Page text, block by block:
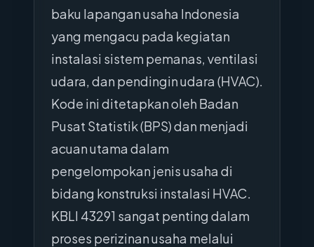
baku lapangan usaha Indonesia
yang mengacu pada kegiatan
instalasi sistem pemanas, ventilasi
udara, dan pendingin udara (HVAC).
Kode ini ditetapkan oleh Badan
Pusat Statistik (BPS) dan menjadi
acuan utama dalam
pengelompokan jenis usaha di
bidang konstruksi instalasi HVAC.
KBLI 43291 sangat penting dalam
proses perizinan usaha melalui